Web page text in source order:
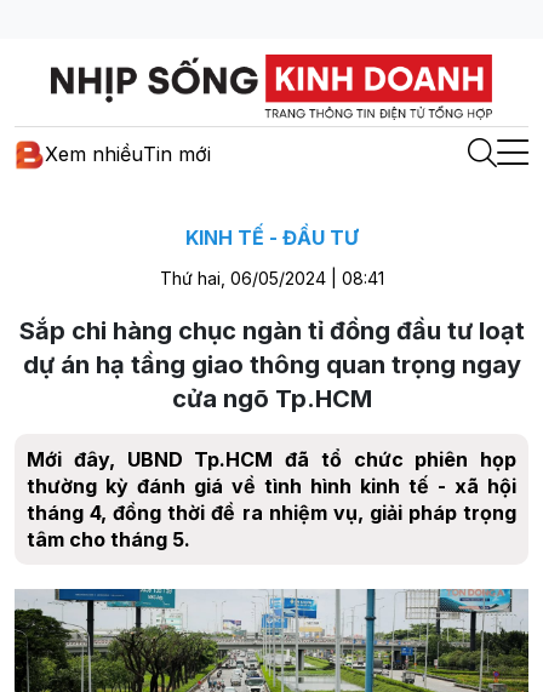
Xem nhiềuTin mới
KINH TẾ - ĐẦU TƯ
Thứ hai, 06/05/2024 | 08:41
Sắp chi hàng chục ngàn tỉ đồng đầu tư loạt
dự án hạ tầng giao thông quan trọng ngay
cửa ngõ Tp.HCM
Mới đây, UBND Tp.HCM đã tổ chức phiên họp
thường kỳ đánh giá về tình hình kinh tế - xã hội
tháng 4, đồng thời đề ra nhiệm vụ, giải pháp trọng
tâm cho tháng 5.